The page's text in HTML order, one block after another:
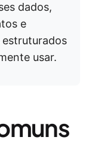
dados,
e
usar.